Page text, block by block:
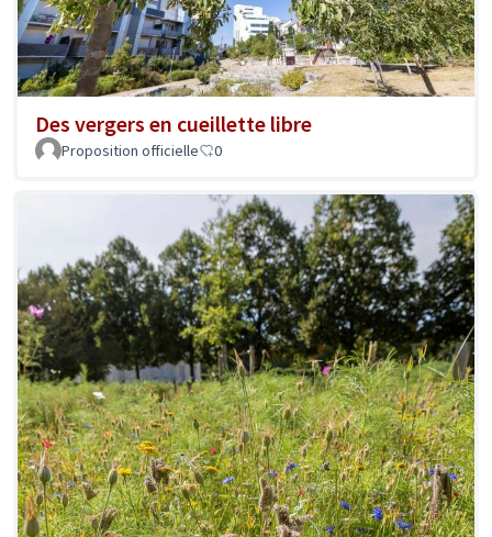
Des vergers en cueillette libre
Proposition officielle 0